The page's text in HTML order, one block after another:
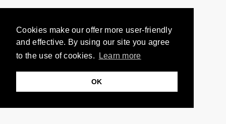
Cookies make our offer more user-friendly
and effective. By using our site you agree
to the use of cookies.
Learn more
OK